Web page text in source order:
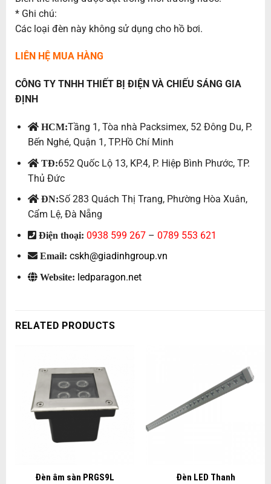
* Ghi chú:
Các loại đèn này không sử dụng cho hồ bơi.
LIÊN HỆ MUA HÀNG
CÔNG TY TNHH THIẾT BỊ ĐIỆN VÀ CHIẾU SÁNG GIA
ĐỊNH
HCM:Tầng 1, Tòa nhà Packsimex, 52 Đông Du, P.
Bến Nghé, Quận 1, TP.Hồ Chí Minh
TĐ:652 Quốc Lộ 13, KP.4, P. Hiệp Bình Phước, TP.
Thủ Đức
ĐN:Số 283 Quách Thị Trang, Phường Hòa Xuân,
Cẩm Lệ, Đà Nẵng
Điện thoại: 0938 599 267– 0789 553 621
Email: cskh@giadinhgroup.vn
Website: ledparagon.net
RELATED PRODUCTS
Đèn âm sàn PRGS9L
Đèn LED Thanh